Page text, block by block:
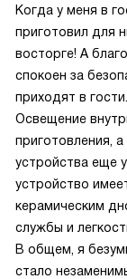
Когда у меня в
приготовил для
восторге! А
спокоен за
приходят в гости.
Освещение
приготовления,
устройства еще
устройство
керамическим
службы и
В общем, я
стало